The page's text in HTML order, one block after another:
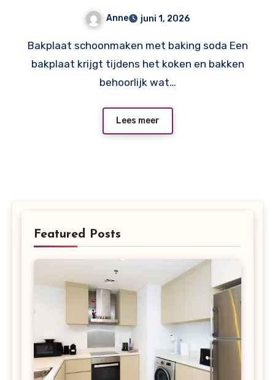
complete handleiding voor
een brandschone bakplaat
Anne juni 1, 2026
Bakplaat schoonmaken met baking soda Een
bakplaat krijgt tijdens het koken en bakken
behoorlijk wat…
Lees meer
Featured Posts